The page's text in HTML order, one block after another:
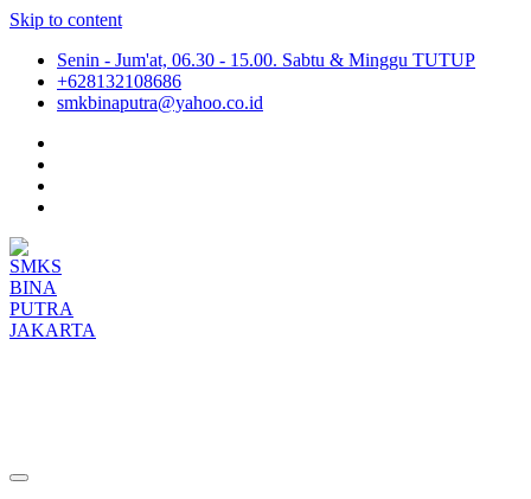
Skip to content
Senin - Jum'at, 06.30 - 15.00. Sabtu & Minggu TUTUP
+628132108686
smkbinaputra@yahoo.co.id